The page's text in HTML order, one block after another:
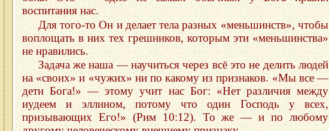
воспитания нас.
Для того-то Он и делает тела разных «меньшинств», чтобы
воплощать в них тех грешников, которым эти «меньшинства»
не нравились.
Задача же наша — научиться через всё это не делить людей
на «своих» и «чужих» ни по какому из признаков. «Мы все —
дети Бога!» — этому учит нас Бог: «Нет различия между
иудеем и эллином, потому что один Господь у всех,
призывающих Его!» (Рим 10:12). То же — и по любому